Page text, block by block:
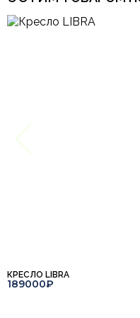
КРЕСЛО LIBRA
189000₽